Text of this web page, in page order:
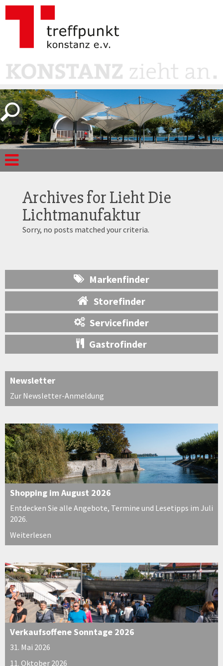
Archives forLieht Die
Lichtmanufaktur
Sorry, no posts matched your criteria.
Markenfinder
Storefinder
Servicefinder
Gastrofinder
Newsletter
Zur Newsletter-Anmeldung
Shopping im August 2026
Entdecken Sie alle Angebote, Termine und Lesetipps im Juli
2026.
Weiterlesen
Verkaufsoffene Sonntage 2026
31. Mai 2026
11. Oktober 2026